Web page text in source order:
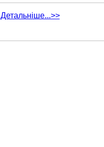
Детальніше...>>